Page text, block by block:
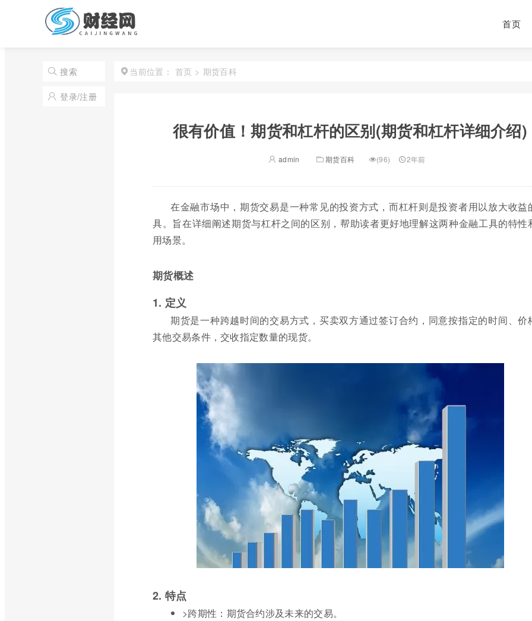
首页
搜索
登录/注册
当前位置： 首页 > 期货百科
很有价值！期货和杠杆的区别(期货和杠杆详细介绍)
admin 期货百科 (96) 2年前
在金融市场中，期货交易是一种常见的投资方式，而杠杆则是投资者用以放大收益
具。旨在详细阐述期货与杠杆之间的区别，帮助读者更好地理解这两种金融工具的特性
用场景。
期货概述
1. 定义
期货是一种跨越时间的交易方式，买卖双方通过签订合约，同意按指定的时间、价
其他交易条件，交收指定数量的现货。
2. 特点
>跨期性：期货合约涉及未来的交易。